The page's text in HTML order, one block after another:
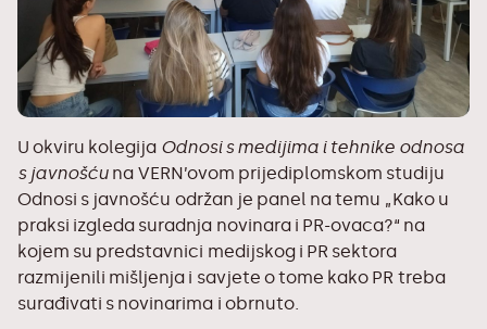
U okviru kolegija Odnosi s medijima i tehnike odnosa
s javnošću na VERN’ovom prijediplomskom studiju
Odnosi s javnošću održan je panel na temu „Kako u
praksi izgleda suradnja novinara i PR-ovaca?“ na
kojem su predstavnici medijskog i PR sektora
razmijenili mišljenja i savjete o tome kako PR treba
surađivati s novinarima i obrnuto.